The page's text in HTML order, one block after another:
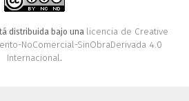
distribuida bajo una licencia de Creative
NoComercial-SinObraDerivada 4.0
Internacional.